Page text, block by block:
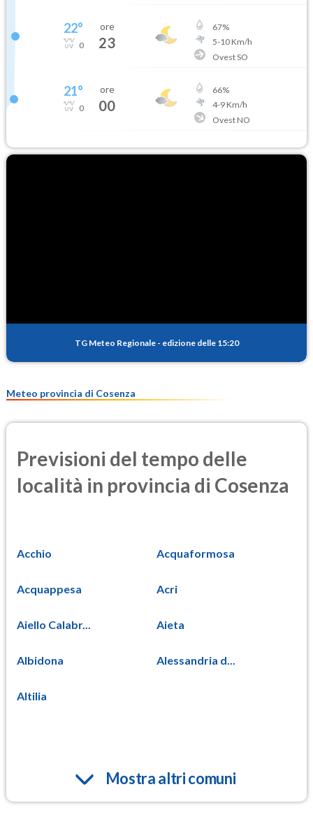
22°
0
ore
23
67%
5-10Km/h
Ovest SO
21°
0
ore
00
66%
4-9Km/h
Ovest NO
TG Meteo Regionale - edizione delle 15:20
Meteo provincia di Cosenza
Previsioni del tempo delle
località in provincia di Cosenza
Acchio Acquaformosa
Acquappesa Acri
Aiello Calabr... Aieta
Albidona Alessandria d...
Altilia
Mostra altri comuni